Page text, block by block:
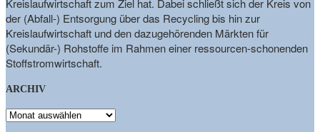
Kreislaufwirtschaft zum Ziel hat. Dabei schließt sich der Kreis von
der (Abfall-) Entsorgung über das Recycling bis hin zur
Kreislaufwirtschaft und den dazugehörenden Märkten für
(Sekundär-) Rohstoffe im Rahmen einer ressourcen-schonenden
Stoffstromwirtschaft.
ARCHIV
ARCHIV